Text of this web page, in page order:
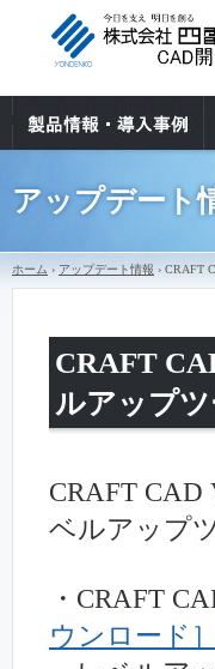
アップデート
ホーム › アップデート情報 › CRAFT
CRAFT
ルアップ
CRAFT CAD
ベルアップ
・CRAFT
ウンロード